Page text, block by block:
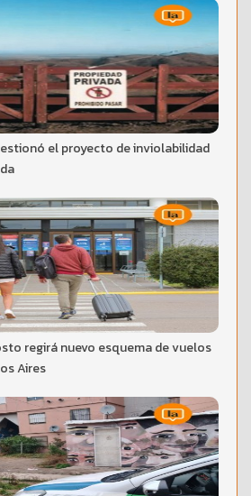
el proyecto de inviolabilidad
regirá nuevo esquema de vuelos
Aires